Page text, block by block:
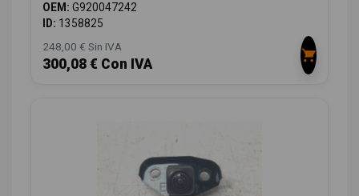
OEM: G920047242
ID: 1358825
248,00 € Sin IVA
300,08 € Con IVA